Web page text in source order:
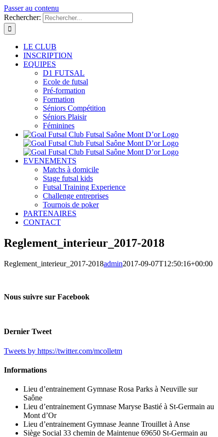
Passer au contenu
Rechercher:
LE CLUB
INSCRIPTION
EQUIPES
D1 FUTSAL
Ecole de futsal
Pré-formation
Formation
Séniors Compétition
Séniors Plaisir
Féminines
EVENEMENTS
Matchs à domicile
Stage futsal kids
Futsal Training Experience
Challenge entreprises
Tournois de poker
PARTENAIRES
CONTACT
Reglement_interieur_2017-2018
Reglement_interieur_2017-2018admin2017-09-07T12:50:16+00:00
Nous suivre sur Facebook
Dernier Tweet
Tweets by https://twitter.com/mcolletm
Informations
Lieu d’entrainement Gymnase Rosa Parks à Neuville sur
Saône
Lieu d’entrainement Gymnase Maryse Bastié à St-Germain au
Mont d’Or
Lieu d’entrainement Gymnase Jeanne Trouillet à Anse
Siège Social 33 chemin de Maintenue 69650 St-Germain au